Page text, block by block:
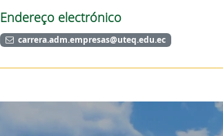
Endereço electrónico
carrera.adm.empresas@uteq.edu.ec